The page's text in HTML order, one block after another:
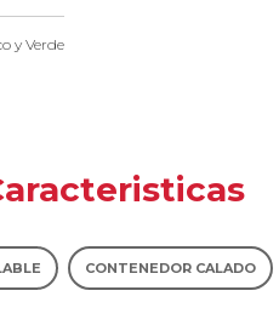
y Verde
CONTENEDOR CALADO